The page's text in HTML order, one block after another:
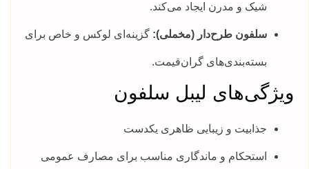
شیک و مدرن ایجاد می‌کند.
سلفون طرح‌دار (مخملی): گزینه‌ای لوکس و خاص برای
بسته‌بندی‌های گران‌قیمت.
ویژگی‌های لیبل سلفون
جذابیت و زیبایی ظاهری یکدست
استحکام و ماندگاری مناسب برای مصارف عمومی